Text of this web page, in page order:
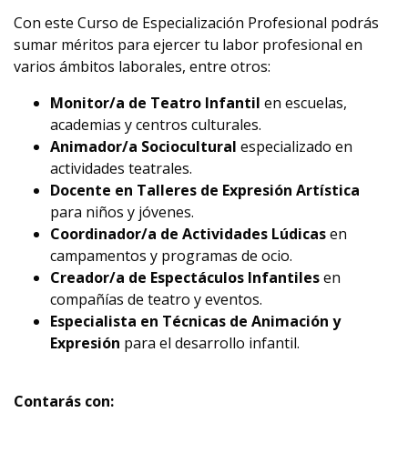
Con este Curso de Especialización Profesional podrás
sumar méritos para ejercer tu labor profesional en
varios ámbitos laborales, entre otros:
Monitor/a de Teatro Infantil en escuelas,
academias y centros culturales.
Animador/a Sociocultural especializado en
actividades teatrales.
Docente en Talleres de Expresión Artística
para niños y jóvenes.
Coordinador/a de Actividades Lúdicasen
campamentos y programas de ocio.
Creador/a de Espectáculos Infantilesen
compañías de teatro y eventos.
Especialista en Técnicas de Animación y
Expresión para el desarrollo infantil.
Contarás con: